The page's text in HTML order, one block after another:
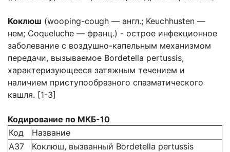
Коклюш (wooping-cough — англ.; Keuchhusten —
нем; Coqueluche — франц.) - острое инфекционное
заболевание с воздушно-капельным механизмом
передачи, вызываемое Bordetella pertussis,
характеризующееся затяжным течением и
наличием приступообразного спазматического
кашля. [1-3]
Кодирование по МКБ-10
Код
Название
А37
Коклюш, вызванный Bordetella pertussis